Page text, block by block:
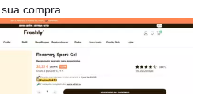
compra.